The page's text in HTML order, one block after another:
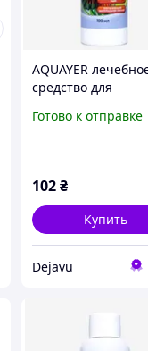
AQUAYER
средство для
АкваБактол 100 мл
Готово к отправке
102₴
Купить
Dejavu